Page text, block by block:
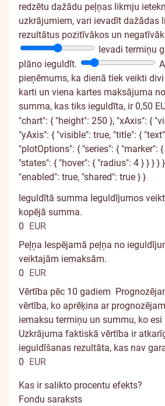
redzētu dažādu peļņas likmju
uzkrājumiem, vari ievadīt dažādas
rezultātus pozitīvākos un
Ievadi termiņu
plāno ieguldīt.
pieņēmums, ka dienā tiek veikti
karti un viena kartes maksājuma
summa, kas tiks ieguldīta, ir 0,50
"chart": { "height": 250 }, "xAxis": {
"yAxis": { "visible": true, "title": {
"plotOptions": { "series": { "marker":
"states": { "hover": { "radius": 4 } } } }
"enabled": true, "shared": true } }
Ieguldītā summa Ieguldījumos
kopējā summa.
0 EUR
Peļņa Iespējamā peļņa no
veiktajām iemaksām.
0 EUR
Vērtība pēc 10 gadiem
vērtība, ko aprēķina ar
iemaksu termiņu un summu, ko esi
Uzkrājuma faktiskā vērtība ir
ieguldīšanas rezultāta, kas nav
0 EUR
Kas ir salikto procentu efekts?
Fondu saraksts